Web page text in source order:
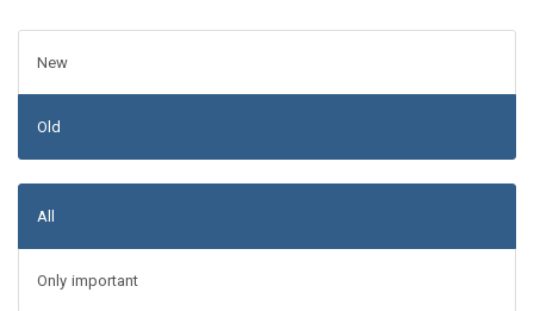
New
Old
All
Only important